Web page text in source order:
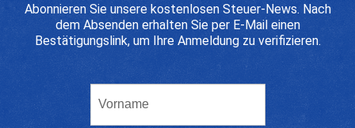
Abonnieren Sie unsere kostenlosen Steuer-News. Nach
dem Absenden erhalten Sie per E-Mail einen
Bestätigungslink, um Ihre Anmeldung zu verifizieren.